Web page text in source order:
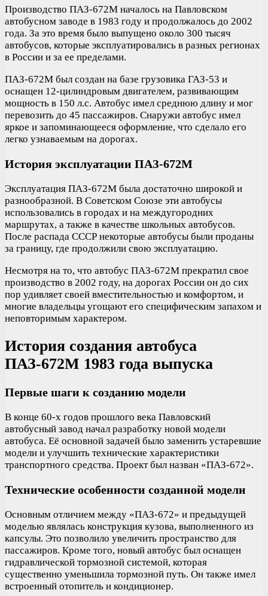
Производство ПАЗ-672М началось на Павловском
автобусном заводе в 1983 году и продолжалось до 2002
года. За это время было выпущено около 300 тысяч
автобусов, которые эксплуатировались в разных регионах
в России и за ее пределами.
ПАЗ-672М был создан на базе грузовика ГАЗ-53 и
оснащен 12-цилиндровым двигателем, развивающим
мощность в 150 л.с. Автобус имел среднюю длину и мог
перевозить до 45 пассажиров. Снаружи автобус имел
яркое и запоминающееся оформление, что сделало его
легко узнаваемым на дорогах.
История эксплуатации ПАЗ-672М
Эксплуатация ПАЗ-672М была достаточно широкой и
разнообразной. В Советском Союзе эти автобусы
использовались в городах и на междугородних
маршрутах, а также в качестве школьных автобусов.
После распада СССР некоторые автобусы были проданы
за границу, где продолжили свою эксплуатацию.
Несмотря на то, что автобус ПАЗ-672М прекратил свое
производство в 2002 году, на дорогах России он до сих
пор удивляет своей вместительностью и комфортом, и
многие владельцы угощают его специфическим запахом и
неповторимым характером.
История создания автобуса
ПАЗ-672М 1983 года выпуска
Первые шаги к созданию модели
В конце 60-х годов прошлого века Павловский
автобусный завод начал разработку новой модели
автобуса. Её основной задачей было заменить устаревшие
модели и улучшить технические характеристики
транспортного средства. Проект был назван «ПАЗ-672».
Технические особенности созданной модели
Основным отличием между «ПАЗ-672» и предыдущей
моделью являлась конструкция кузова, выполненного из
капсулы. Это позволило увеличить пространство для
пассажиров. Кроме того, новый автобус был оснащен
гидравлической тормозной системой, которая
существенно уменьшила тормозной путь. Он также имел
встроенный отопитель и кондиционер.